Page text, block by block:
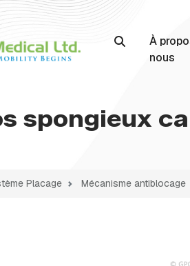
À
nous
spongieux
Placage Mécanisme antiblocage